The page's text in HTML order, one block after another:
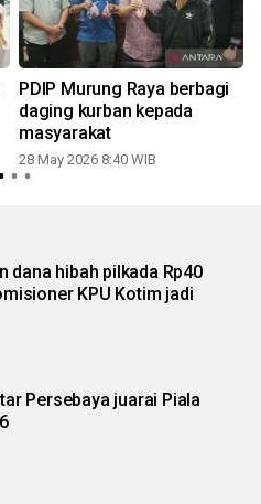
PDIP Murung Raya berbagi
daging kurban kepada
masyarakat
28 May 2026 8:40 WIB
dana hibah pilkada Rp40
KPU Kotim jadi
Persebaya juarai Piala